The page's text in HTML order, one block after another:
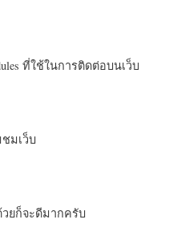
ที่ใช้ในการติดต่อบนเว็บ
มเว็บ
วยก็จะดีมากครับ